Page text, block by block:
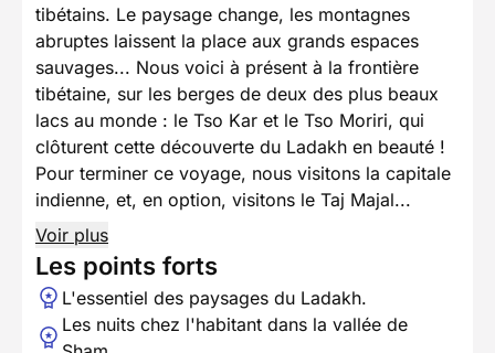
tibétains. Le paysage change, les montagnes
abruptes laissent la place aux grands espaces
sauvages... Nous voici à présent à la frontière
tibétaine, sur les berges de deux des plus beaux
lacs au monde : le Tso Kar et le Tso Moriri, qui
clôturent cette découverte du Ladakh en beauté !
Pour terminer ce voyage, nous visitons la capitale
indienne, et, en option, visitons le Taj Majal...
Voir plus
Les points forts
L'essentiel des paysages du Ladakh.
Les nuits chez l'habitant dans la vallée de